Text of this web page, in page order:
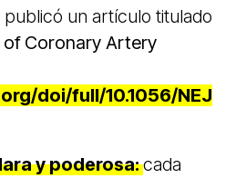
publicó un artículo titulado
of Coronary Artery
doi/full/10.1056/NEJ
y poderosa:cada